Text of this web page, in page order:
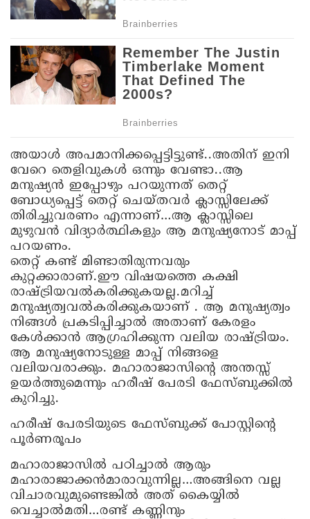
അയാൾ അപമാനിക്കപ്പെട്ടിട്ടുണ്ട്..അതിന് ഇനി
വേറെ തെളിവുകൾ ഒന്നും വേണ്ടാ..ആ
മനുഷ്യൻ ഇപ്പോഴും പറയുന്നത് തെറ്റ്
ബോധ്യപ്പെട്ട് തെറ്റ് ചെയ്തവർ ക്ലാസ്സിലേക്ക്
തിരിച്ചുവരണം എന്നാണ്…ആ ക്ലാസ്സിലെ
മുഴുവൻ വിദ്യാർത്ഥികളും ആ മനുഷ്യനോട് മാപ്പ്
പറയണം.
തെറ്റ് കണ്ട് മിണ്ടാതിരുന്നവരും
കുറ്റക്കാരാണ്.ഈ വിഷയത്തെ കക്ഷി
രാഷ്ട്രിയവൽകരിക്കുകയല്ല.മറിച്ച്
മനുഷ്യത്വവൽകരിക്കുകയാണ് . ആ മനുഷ്യത്വം
നിങ്ങൾ പ്രകടിപ്പിച്ചാൽ അതാണ് കേരളം
കേൾക്കാൻ ആഗ്രഹിക്കുന്ന വലിയ രാഷ്ട്രിയം.
ആ മനുഷ്യനോടുള്ള മാപ്പ് നിങ്ങളെ
വലിയവരാക്കും. മഹാരാജാസിന്റെ അന്തസ്സ്
ഉയർത്തുമെന്നും ഹരീഷ് പേരടി ഫേസ്ബുക്കിൽ
കുറിച്ചു.
ഹരീഷ് പേരടിയുടെ ഫേസ്ബുക്ക് പോസ്റ്റിന്റെ
പൂർണരൂപം
മഹാരാജാസിൽ പഠിച്ചാൽ ആരും
മഹാരാജാക്കൻമാരാവുന്നില്ല…അങ്ങിനെ വല്ല
വിചാരവുമുണ്ടെങ്കിൽ അത് കൈയ്യിൽ
വെച്ചാൽമതി…രണ്ട് കണ്ണിനും